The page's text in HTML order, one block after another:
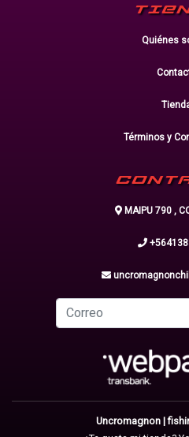
Quiénes
Términos y
MAIPU 790 ,
Uncromagnon |